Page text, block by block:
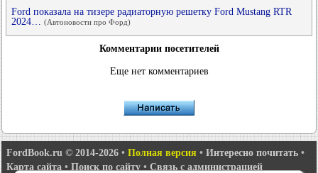
Ford показала на тизере радиаторную решетку Ford Mustang RTR
2024…
(Автоновости про Форд)
Комментарии посетителей
Еще нет комментариев
FordBook.ru © 2014-2026 • Полная версия • Интересно почитать •
Карта сайта • Поиск по сайту • Связь с администрацией